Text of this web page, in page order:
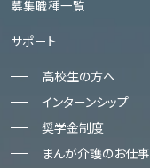
募集職種一覧
サポート
高校生の方へ
インターンシップ
奨学金制度
まんが介護のお仕事